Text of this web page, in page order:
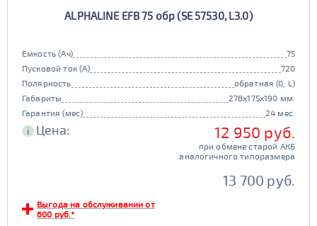
ALPHALINE EFB 75 обр (SE 57530, L3.0)
Емкость (Ач)
75
Пусковой ток (А)
720
Полярность
обратная (0, L)
Габариты
278x175x190 мм.
Гарантия (мес)
24 мес.
i Цена: 12 950 руб.
при обмене старой АКБ
аналогичного типоразмера
13 700 руб.
Выгода на обслуживании от
600 руб.*